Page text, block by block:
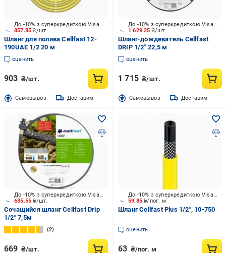
857.85₴/шт.
До -10% з суперкредиткою Visa Вигода
Шланг для полива Cellfast 12-
190UAE 1/2 20 м
оценить
903 ₴/шт.
Cамовывоз Доставим
1 629.25 ₴/шт.
До -10% з суперкредиткою Visa Вигода
Шланг-дождеватель Cellfast
DRIP 1/2'' 22,5 м
оценить
1 715 ₴/шт.
Cамовывоз Доставим
635.55₴/шт.
До -10% з суперкредиткою Visa Вигода
Сочащийся шланг Cellfast Drip
1/2'' 7,5м
2
669 ₴/шт.
59.85₴/пог. м
До -10% з суперкредиткою Visa Вигода
Шланг Cellfast Plus 1/2", 10-750
оценить
63 ₴/пог. м